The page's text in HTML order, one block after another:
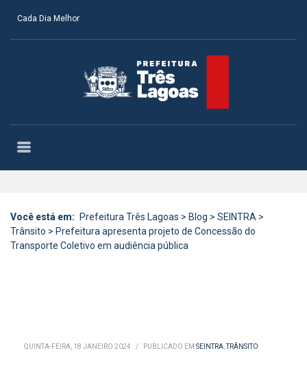
Cada Dia Melhor
Você está em: Prefeitura Três Lagoas > Blog > SEINTRA >
Trânsito > Prefeitura apresenta projeto de Concessão do
Transporte Coletivo em audiência pública
QUINTA-FEIRA, 18 JANEIRO 2024 / PUBLICADO EM SEINTRA,TRÂNSITO